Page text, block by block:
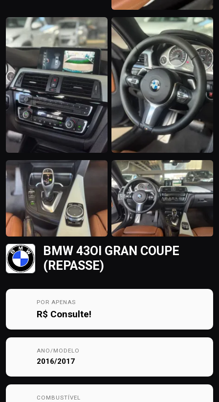
BMW 43OI GRAN COUPE
(REPASSE)
POR APENAS
R$ Consulte!
ANO/MODELO
2016/2017
COMBUSTÍVEL